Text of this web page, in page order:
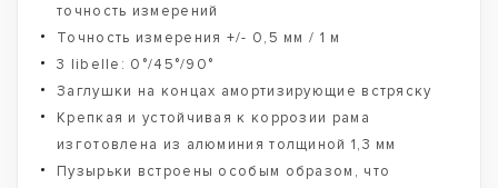
точность измерений
Точность измерения +/- 0,5 мм / 1 м
3 libelle: 0°/45°/90°
Заглушки на концах амортизирующие встряску
Крепкая и устойчивая к коррозии рама
изготовлена из алюминия толщиной 1,3 мм
Пузырьки встроены особым образом, что